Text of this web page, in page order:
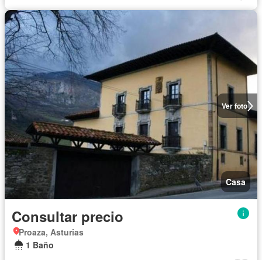
Ver foto
Casa
Consultar precio
Proaza, Asturias
1 Baño